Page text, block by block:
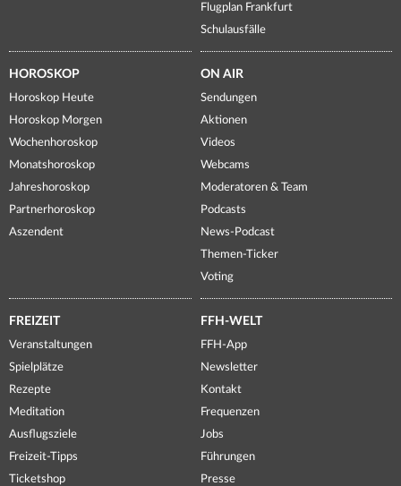
Flugplan Frankfurt
Schulausfälle
HOROSKOP
Horoskop Heute
Horoskop Morgen
Wochenhoroskop
Monatshoroskop
Jahreshoroskop
Partnerhoroskop
Aszendent
ON AIR
Sendungen
Aktionen
Videos
Webcams
Moderatoren & Team
Podcasts
News-Podcast
Themen-Ticker
Voting
FREIZEIT
Veranstaltungen
Spielplätze
Rezepte
Meditation
Ausflugsziele
Freizeit-Tipps
Ticketshop
FFH-WELT
FFH-App
Newsletter
Kontakt
Frequenzen
Jobs
Führungen
Presse